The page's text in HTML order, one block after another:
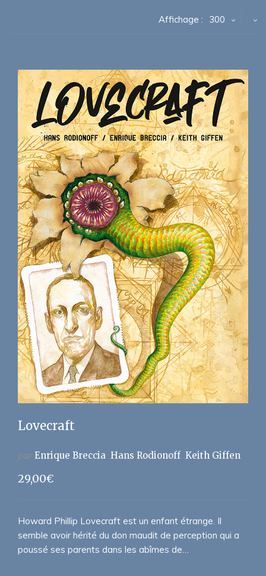
Affichage : 300
Lovecraft
par Enrique Breccia Hans Rodionoff Keith Giffen
29,00€
Howard Phillip Lovecraft est un enfant étrange. Il
semble avoir hérité du don maudit de perception qui a
poussé ses parents dans les abîmes de…